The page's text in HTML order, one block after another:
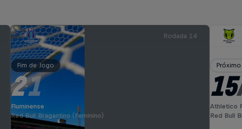
Rodada 14
Fim de Jogo
2-1
Fluminense
Red Bull Bragantino (Feminino)
15
Athletico
Red Bull